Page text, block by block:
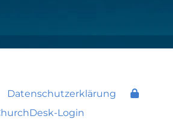
Datenschutzerklärung
Login